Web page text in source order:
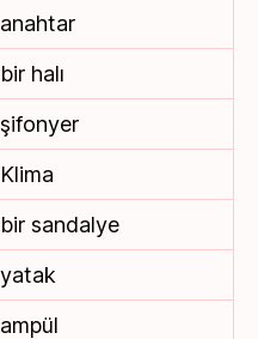
anahtar
bir halı
şifonyer
Klima
bir sandalye
yatak
ampül